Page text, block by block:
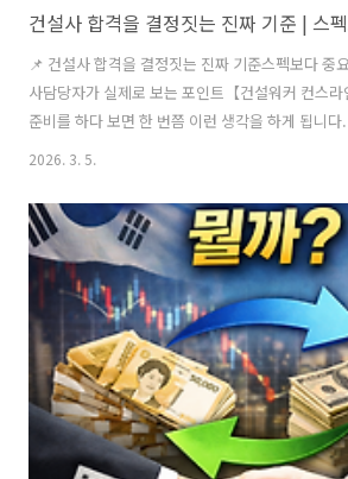
건설사 합격을 결정짓는 진짜 기준 | 스
📌 건설사 합격을 결정짓는 진짜 기준스펙보다 중
사담당자가 실제로 보는 포인트【건설워커 컨스
준비를 하다 보면 한 번쯤 이런 생각을 하게 됩니
걸까?”“왜 나는 선택받지 못했을까?” 하지만 이 질
여부는 결국 회사가 무엇을 확인하려 하는지 이해
니다. 건설업 채용 현장에서 실제로 중요하게 보는
니다.1️⃣ 우리 조직과 잘 맞는 사람인가 (조직 적합
심의 팀 조직입니다.협업 강도가 높기 때문에 개
끝나지 않습니다. 회사가 가장 먼저 보는 질문은
2026. 3. 5.